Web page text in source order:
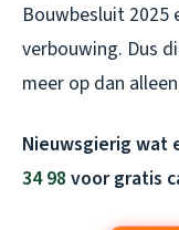
Bouwbesluit 2025
verbouwing. Dus
meer op dan
Nieuwsgierig wat
34 98 voor gratis